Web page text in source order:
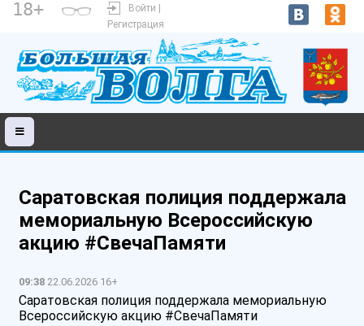
18+
Войти |
Регистрация
Саратовская полиция поддержала
мемориальную Всероссийскую
акцию #СвечаПамяти
09:38 22.06.2026 16+
Саратовская полиция поддержала мемориальную
Всероссийскую акцию #СвечаПамяти